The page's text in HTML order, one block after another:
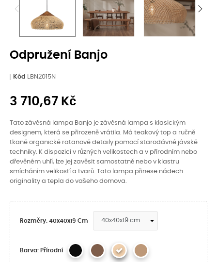
Odpružení Banjo
Kód LBN2015N
3 710,67 Kč
Tato závěsná lampa Banjo je závěsná lampa s klasickým
designem, která se přirozeně vrátila. Má teakový top a ručně
tkané organické ratanové detaily pomocí starodávné jávské
techniky. K dispozici v různých velikostech a v přírodním nebo
dřevěném uhlí, lze jej zavěsit samostatně nebo v klastru
smícháním velikostí a tvarů. Tato lampa přinese nádech
originality a tepla do vašeho domova.
Rozměry: 40x40x19 Cm
Barva: Přírodní